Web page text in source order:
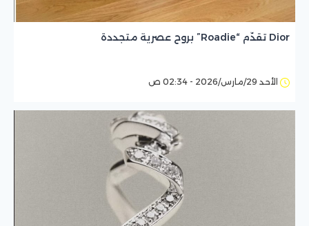
Dior تقدّم “Roadie” بروح عصرية متجددة
الأحد 29/مارس/2026 - 02:34 ص